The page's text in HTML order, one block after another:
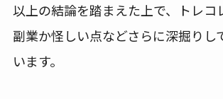
以上の結論を踏まえた上で、トレコ
副業か怪しい点などさらに深掘りし
います。